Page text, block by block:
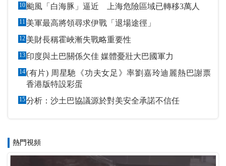
10 颱風「白海豚」逼近 上海危險區域已轉移3萬人
11 美軍最高將領尋求伊戰「退場途徑」
12 美財長稱霍峽漸失戰略重要性
13 印度與土巴關係欠佳 媒體憂壯大巴國軍力
14(有片) 周星馳《功夫女足》率劉嘉玲迪麗熱巴謝票
香港版特設彩蛋
15分析：沙土巴協議源於對美安全承諾不信任
熱門視頻